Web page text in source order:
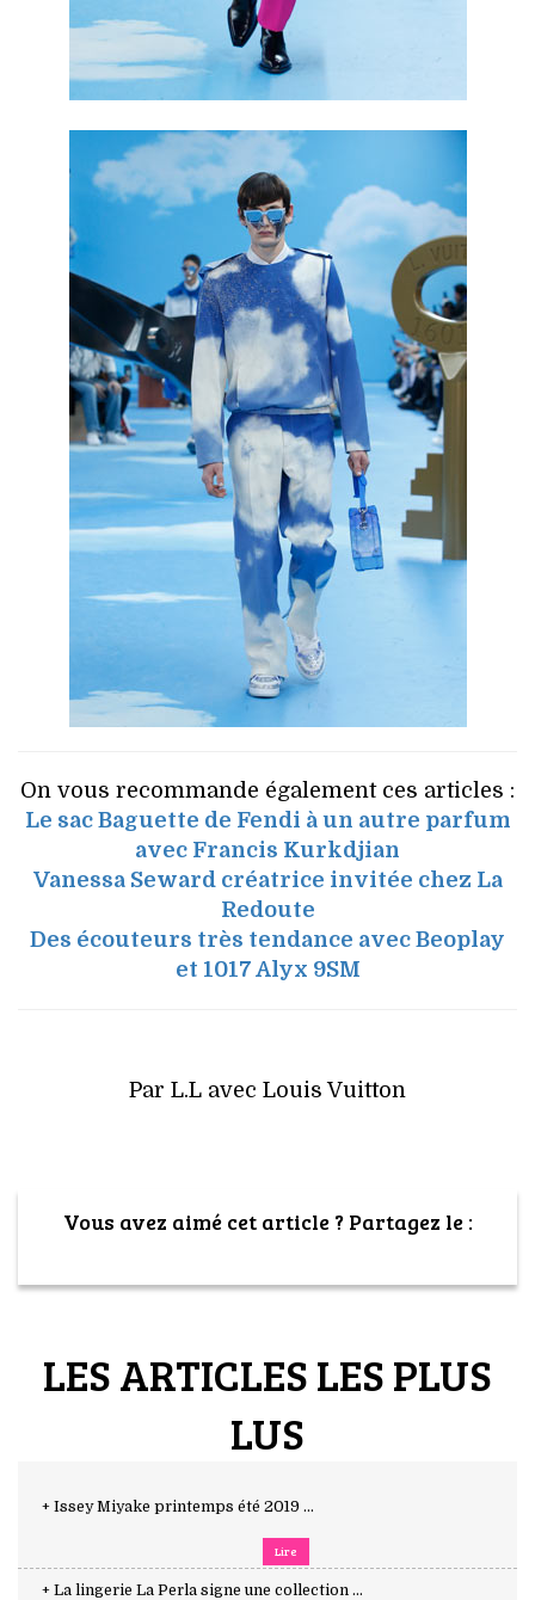
On vous recommande également ces articles :
Le sac Baguette de Fendi à un autre parfum
avec Francis Kurkdjian
Vanessa Seward créatrice invitée chez La
Redoute
Des écouteurs très tendance avec Beoplay
et 1017 Alyx 9SM
Par L.L avec Louis Vuitton
Vous avez aimé cet article ? Partagez le :
LES ARTICLES LES PLUS
LUS
+ Issey Miyake printemps été 2019 ...
Lire
+ La lingerie La Perla signe une collection ...